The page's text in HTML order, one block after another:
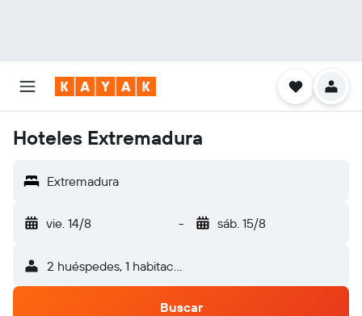
Hoteles Extremadura
Extremadura
vie. 14/8 - sáb. 15/8
2 huéspedes, 1 habitación
Buscar